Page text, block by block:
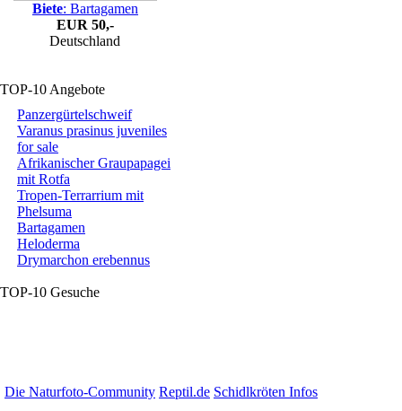
Biete: Bartagamen
EUR 50,-
Deutschland
TOP-10 Angebote
Panzergürtelschweif
Varanus prasinus juveniles
for sale
Afrikanischer Graupapagei
mit Rotfa
Tropen-Terrarrium mit
Phelsuma
Bartagamen
Heloderma
Drymarchon erebennus
TOP-10 Gesuche
Die Naturfoto-Community Reptil.de Schidlkröten Infos